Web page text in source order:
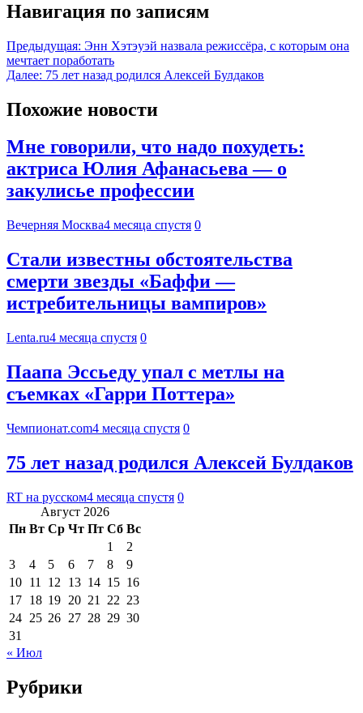
Навигация по записям
Предыдущая: Энн Хэтэуэй назвала режиссёра, с которым она
мечтает поработать
Далее: 75 лет назад родился Алексей Булдаков
Похожие новости
Мне говорили, что надо похудеть:
актриса Юлия Афанасьева — о
закулисье профессии
Вечерняя Москва4 месяца спустя 0
Стали известны обстоятельства
смерти звезды «Баффи —
истребительницы вампиров»
Lenta.ru4 месяца спустя 0
Паапа Эссьеду упал с метлы на
съемках «Гарри Поттера»
Чемпионат.com4 месяца спустя 0
75 лет назад родился Алексей Булдаков
RT на русском4 месяца спустя 0
Август 2026
Пн Вт Ср Чт Пт Сб Вс
1
2
3
4 5 6 7 8
9
10 11 12 13 14 15 16
17 18 19 20 21 22 23
24 25 26 27 28 29 30
31
« Июл
Рубрики